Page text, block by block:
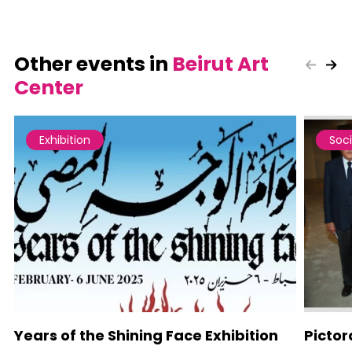
Other events in Beirut Art
Center
Exhibition
Years of the Shining Face Exhibition